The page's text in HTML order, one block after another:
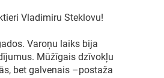
Vladimiru Steklovu!
Varoņu laiks bija
Mūžīgais dzīvokļu
bet galvenais –postaža